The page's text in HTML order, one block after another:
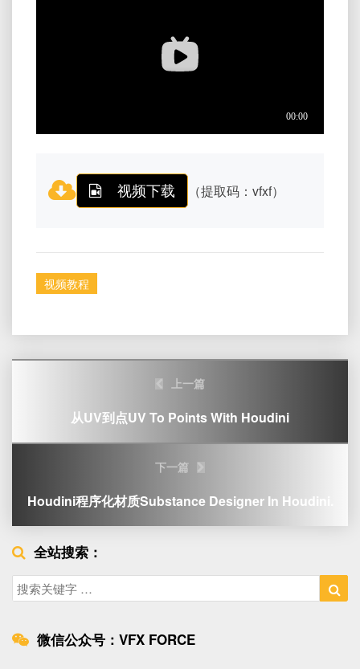
视频下载 （提取码：vfxf）
视频教程
上一篇
从UV到点UV To Points With Houdini
下一篇
Houdini程序化材质Substance Designer In Houdini.
全站搜索：
Search
for:
微信公众号：VFX FORCE